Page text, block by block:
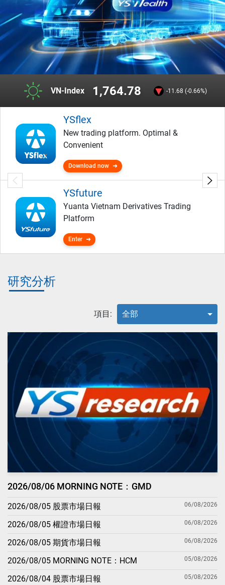
VN-Index 1,764.78 -11.68 (-0.66%)
YSflex
New trading platform. Optimal &
Convenient
Download now
YSfuture
Yuanta Vietnam Derivatives Trading
Platform
Enter
研究分析
項目: 全部
2026/08/06 MORNING NOTE：GMD
2026/08/05 股票市場日報 06/08/2026
2026/08/05 權證市場日報 06/08/2026
2026/08/05 期貨市場日報 06/08/2026
2026/08/05 MORNING NOTE：HCM 05/08/2026
2026/08/04 股票市場日報 05/08/2026